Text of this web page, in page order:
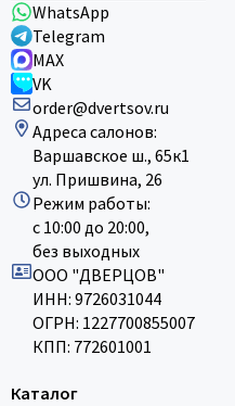
WhatsApp
Telegram
MAX
VK
order@dvertsov.ru
Адреса салонов:
Варшавское ш., 65к1
ул. Пришвина, 26
Режим работы:
с 10:00 до 20:00,
без выходных
ООО "ДВЕРЦОВ"
ИНН: 9726031044
ОГРН: 1227700855007
КПП: 772601001
Каталог